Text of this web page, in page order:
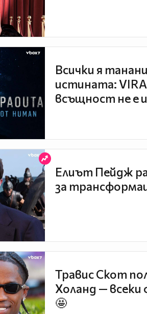
Всички я
истината:
всъщност не е
Елиът Пейдж
за
Травис Скот
Холанд — всеки
🤩